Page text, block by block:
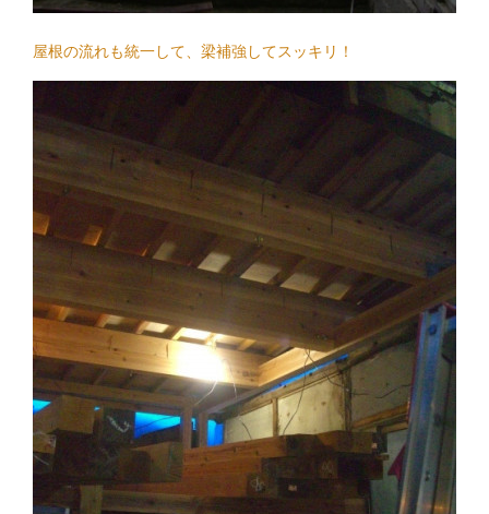
屋根の流れも統一して、梁補強してスッキリ！